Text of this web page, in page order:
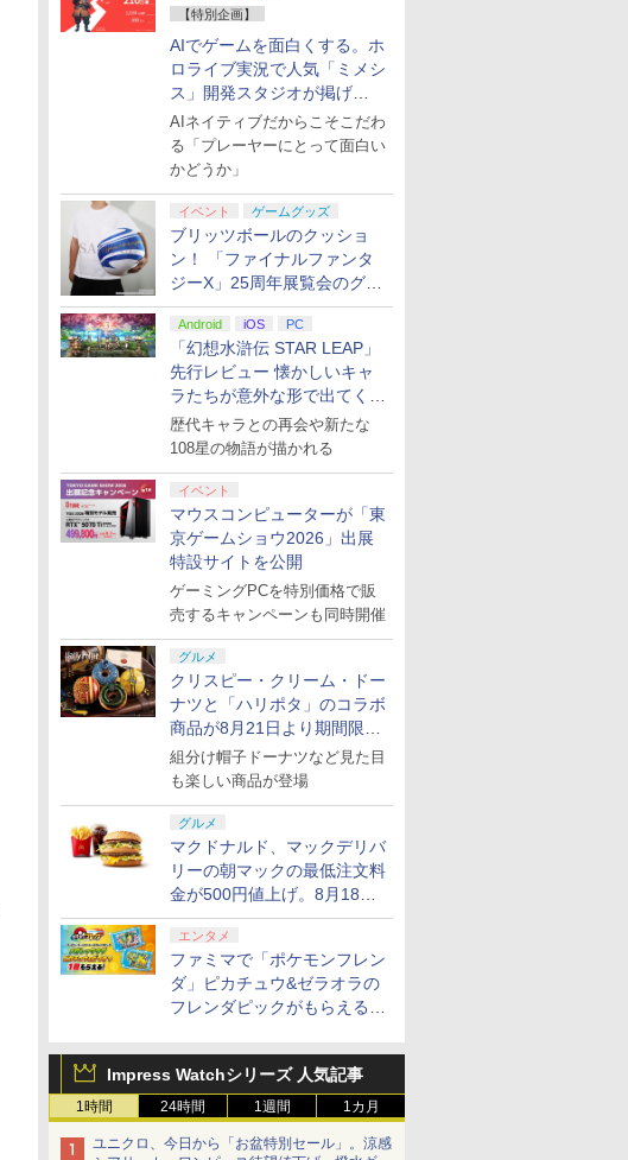
【特別企画】
AIでゲームを面白くする。ホ
ロライブ実況で人気「ミメシ
ス」開発スタジオが掲げ
る“AI活用の信念”とは？【講
演レポート】
AIネイティブだからこそこだわ
る「プレーヤーにとって面白い
かどうか」
イベント ゲームグッズ
ブリッツボールのクッショ
ン！ 「ファイナルファンタ
ジーX」25周年展覧会のグッ
ズ情報が公開
Android iOS PC
「幻想水滸伝 STAR LEAP」
先行レビュー 懐かしいキャ
ラたちが意外な形で出てくる
シリーズ完全新作！
歴代キャラとの再会や新たな
108星の物語が描かれる
イベント
マウスコンピューターが「東
京ゲームショウ2026」出展
特設サイトを公開
ゲーミングPCを特別価格で販
売するキャンペーンも同時開催
グルメ
クリスピー・クリーム・ドー
ナツと「ハリポタ」のコラボ
商品が8月21日より期間限定
で発売
組分け帽子ドーナツなど見た目
も楽しい商品が登場
グルメ
マクドナルド、マックデリバ
リーの朝マックの最低注文料
金が500円値上げ。8月18日
より1,500円から受付
エンタメ
ファミマで「ポケモンフレン
ダ」ピカチュウ&ゼラオラの
フレンダピックがもらえるキ
Impress Watchシリーズ 人気記事
1時間 24時間 1週間 1カ月
ユニクロ、今日から「お盆特別セール」。涼感